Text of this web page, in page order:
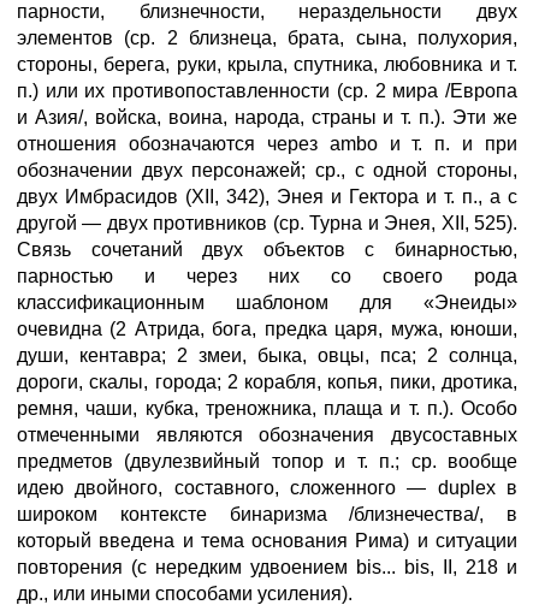
парности, близнечности, нераздельности двух
элементов (ср. 2 близнеца, брата, сына, полухория,
стороны, берега, руки, крыла, спутника, любовника и т.
п.) или их противопоставленности (ср. 2 мира /Европа
и Азия/, войска, воина, народа, страны и т. п.). Эти же
отношения обозначаются через ambo и т. п. и при
обозначении двух персонажей; ср., с одной стороны,
двух Имбрасидов (XII, 342), Энея и Гектора и т. п., а с
другой — двух противников (ср. Турна и Энея, XII, 525).
Связь сочетаний двух объектов с бинарностью,
парностью и через них со своего рода
классификационным шаблоном для «Энеиды»
очевидна (2 Атрида, бога, предка царя, мужа, юноши,
души, кентавра; 2 змеи, быка, овцы, пса; 2 солнца,
дороги, скалы, города; 2 корабля, копья, пики, дротика,
ремня, чаши, кубка, треножника, плаща и т. п.). Особо
отмеченными являются обозначения двусоставных
предметов (двулезвийный топор и т. п.; ср. вообще
идею двойного, составного, сложенного — duplex в
широком контексте бинаризма /близнечества/, в
который введена и тема основания Рима) и ситуации
повторения (с нередким удвоением bis... bis, II, 218 и
др., или иными способами усиления).